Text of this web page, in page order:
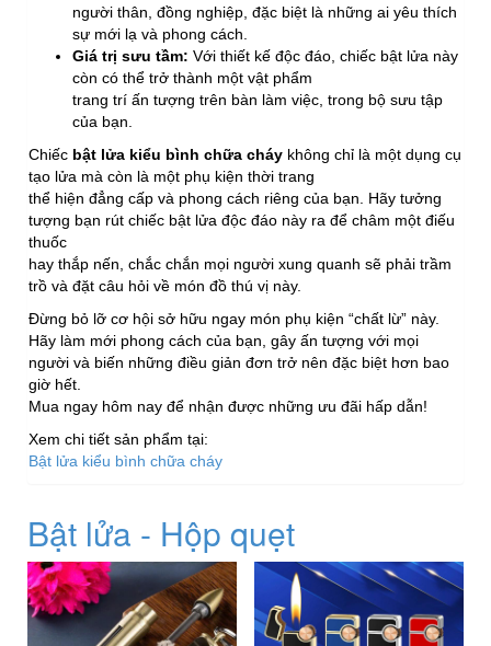
người thân, đồng nghiệp, đặc biệt là những ai yêu thích
sự mới lạ và phong cách.
Giá trị sưu tầm: Với thiết kế độc đáo, chiếc bật lửa này
còn có thể trở thành một vật phẩm
trang trí ấn tượng trên bàn làm việc, trong bộ sưu tập
của bạn.
Chiếc bật lửa kiểu bình chữa cháy không chỉ là một dụng cụ
tạo lửa mà còn là một phụ kiện thời trang
thể hiện đẳng cấp và phong cách riêng của bạn. Hãy tưởng
tượng bạn rút chiếc bật lửa độc đáo này ra để châm một điếu
thuốc
hay thắp nến, chắc chắn mọi người xung quanh sẽ phải trầm
trồ và đặt câu hỏi về món đồ thú vị này.
Đừng bỏ lỡ cơ hội sở hữu ngay món phụ kiện “chất lừ” này.
Hãy làm mới phong cách của bạn, gây ấn tượng với mọi
người và biến những điều giản đơn trở nên đặc biệt hơn bao
giờ hết.
Mua ngay hôm nay để nhận được những ưu đãi hấp dẫn!
Xem chi tiết sản phẩm tại:
Bật lửa kiểu bình chữa cháy
Bật lửa - Hộp quẹt